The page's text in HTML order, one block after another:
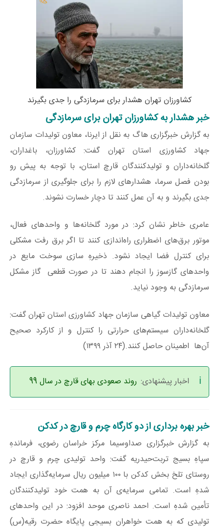
کشاورزان تهران هشدار برای سرمازدگی را جدی بگیرند
خبر هشدار به کشاورزان تهران برای سرمازدگی
به گزارش خبرگزاری هاگ به نقل از ایرنا، معاون تولیدات سازمان
جهاد کشاورزی استان تهران گفت: کشاورزان، باغداران،
گلخانه‌داران و تولیدکنندگان قارچ استان، با توجه به پیش رو
بودن فصل سرما، هشدارهای لازم را برای جلوگیری از سرمازدگی
جدی بگیرند و به آن عمل کنند تا دچار خسارت نشوند.
عامری خاطر نشان کرد: در مورد گلخانه‌ها و واحدهای فعال،
موتور برق‌های اضطراری راه‌اندازی کنند تا اگر برق رفت مشکلی
برای کنترل فضا ایجاد نشود. ذخیرهِ سازی سوخت مایع در
واحدهای گازسوز را انجام دهند تا در صورت قطعی گاز مشکل
سرمازدگی به وجود نیاید.
معاون تولیدات گیاهی سازمان جهاد کشاورزی استان تهران گفت:
گلخانه‌داران سیستم‌های حرارتی را کنترل و از کارکرد صحیح
آن‌ها اطمینان حاصل کنند.(۲۴ آذر ۱۳۹۹)
اخبار پیشنهادی: روند صعودی بهای قارچ در سال 99
خبر بهره‌ برداری از دو کارگاه چرم و قارچ در کدکن
به گزارش خبرگزاری صداوسیما مرکز خراسان رضوی، فرماندهِ
سپاهِ بسیج تربت‌حیدریه گفت: واحد تولیدی چرم و قارچ در
روستای تلخ بخش کدکن با ۱۰۰ میلیون ریال سرمایه‌گذاری ایجاد
شدهِ است. تمامی سرمایه‌ی آن به همت خود تولیدکنندگان
تأمین شدهِ است. احمد ناصری موحد افزود: در این واحدهای
تولیدی که به همت خواهران بسیجی پایگاه حضرت رقیه‌(س)